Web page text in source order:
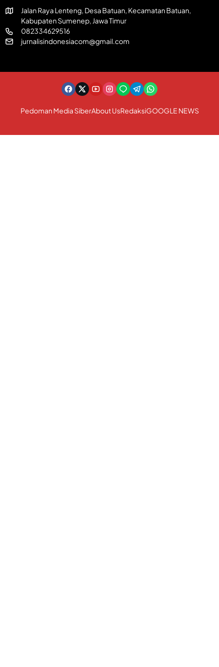
Jalan Raya Lenteng, Desa Batuan, Kecamatan Batuan,
Kabupaten Sumenep, Jawa Timur
082334629516
jurnalisindonesiacom@gmail.com
Pedoman Media SiberAbout UsRedaksiGOOGLE NEWS